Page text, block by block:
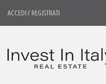
ACCEDI/ REGISTRATI